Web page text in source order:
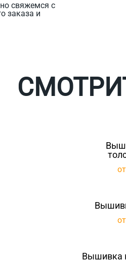
свяжемся с
заказа и
Вышивка